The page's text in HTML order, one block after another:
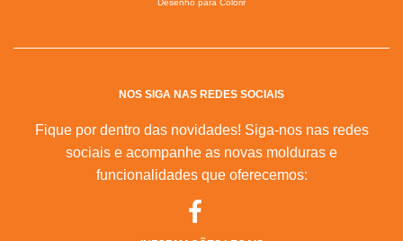
Desenho para Colorir
NOS SIGA NAS REDES SOCIAIS
Fique por dentro das novidades! Siga-nos nas redes
sociais e acompanhe as novas molduras e
funcionalidades que oferecemos: